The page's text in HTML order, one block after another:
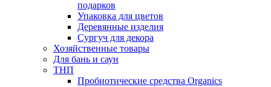
подарков
Упаковка для цветов
Деревянные изделия
Сургуч для декора
Хозяйственные товары
Для бань и саун
ТНП
Пробиотические средства Organics